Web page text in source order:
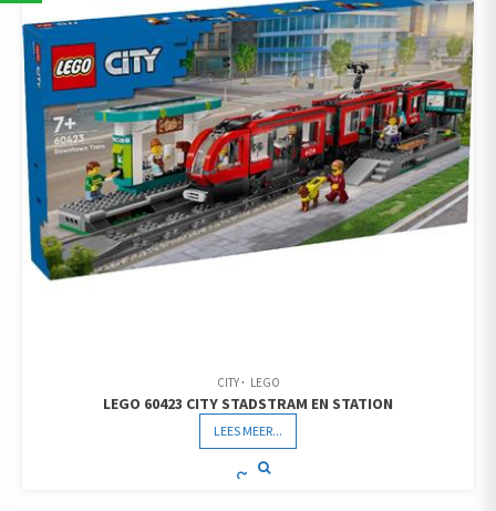
CITY LEGO
LEGO 60423 CITY STADSTRAM EN STATION
LEES MEER...